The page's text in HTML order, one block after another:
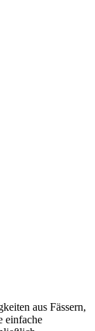
aus Fässern,
einfache